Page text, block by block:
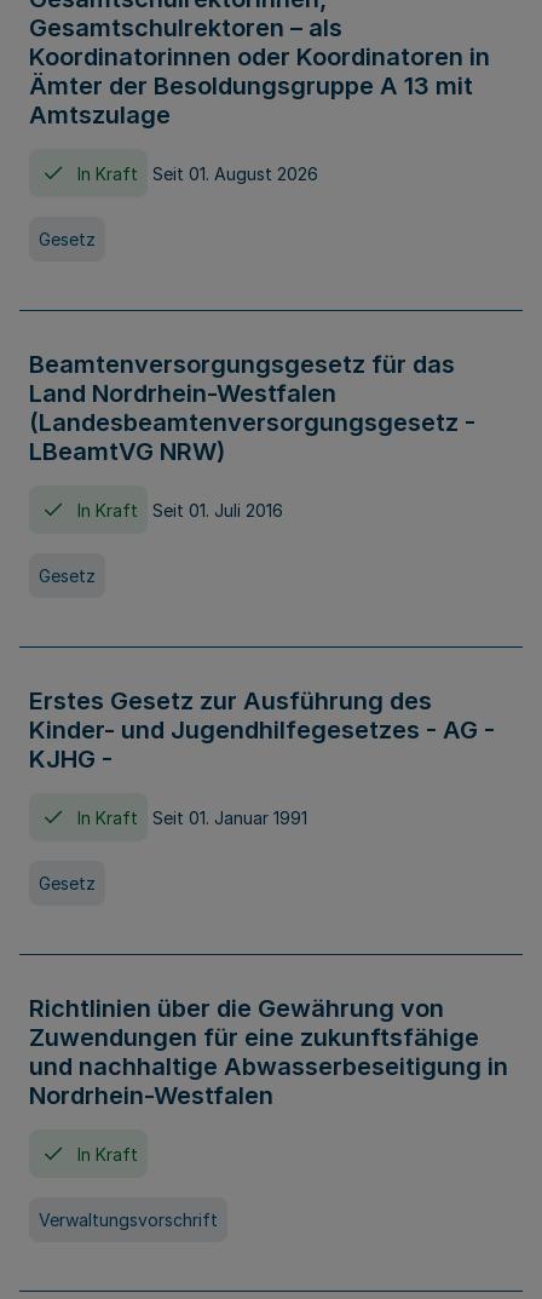
Gesamtschulrektoren – als
Koordinatorinnen oder Koordinatoren in
Ämter der Besoldungsgruppe A 13 mit
Amtszulage
In Kraft Seit 01. August 2026
Gesetz
Beamtenversorgungsgesetz für das
Land Nordrhein-Westfalen
(Landesbeamtenversorgungsgesetz -
LBeamtVG NRW)
In Kraft Seit 01. Juli 2016
Gesetz
Erstes Gesetz zur Ausführung des
Kinder- und Jugendhilfegesetzes - AG -
KJHG -
In Kraft Seit 01. Januar 1991
Gesetz
Richtlinien über die Gewährung von
Zuwendungen für eine zukunftsfähige
und nachhaltige Abwasserbeseitigung in
Nordrhein-Westfalen
In Kraft
Verwaltungsvorschrift